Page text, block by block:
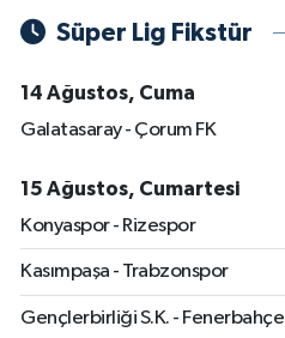
Süper Lig Fikstür
14 Ağustos, Cuma
Galatasaray - Çorum FK
15 Ağustos, Cumartesi
Konyaspor - Rizespor
Kasımpaşa - Trabzonspor
Gençlerbirliği S.K. - Fenerbahçe